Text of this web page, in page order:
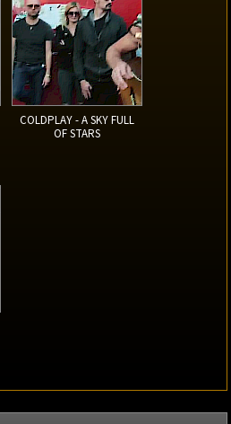
COLDPLAY - A SKY FULL
OF STARS